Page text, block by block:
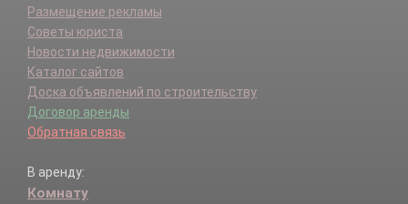
Размещение рекламы
Советы юриста
Новости недвижимости
Каталог сайтов
Доска объявлений по строительству
Договор аренды
Обратная связь
В аренду:
Комнату